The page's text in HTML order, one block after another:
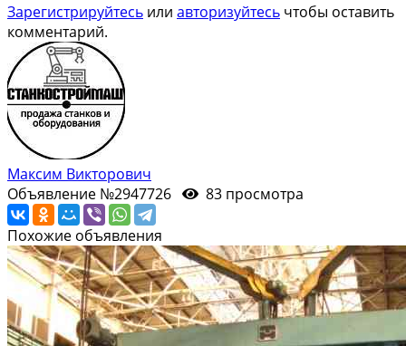
Зарегистрируйтесь или авторизуйтесь чтобы оставить
комментарий.
Максим Викторович
Объявление №2947726
83 просмотра
Похожие объявления